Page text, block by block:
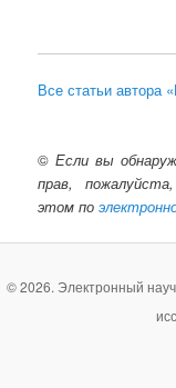
Все статьи автора
© Если вы
прав,
этом по
© 2026. Электронный